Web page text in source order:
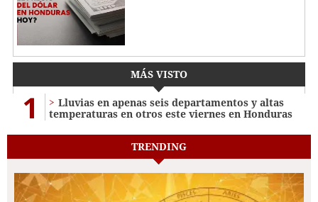
MÁS VISTO
1
Lluvias en apenas seis departamentos y altas
temperaturas en otros este viernes en Honduras
TRENDING